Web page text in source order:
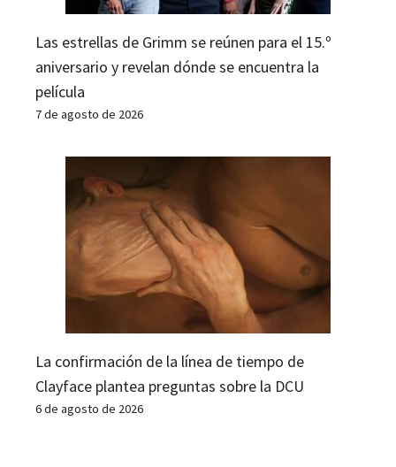
Las estrellas de Grimm se reúnen para el 15.º
aniversario y revelan dónde se encuentra la
película
7 de agosto de 2026
La confirmación de la línea de tiempo de
Clayface plantea preguntas sobre la DCU
6 de agosto de 2026